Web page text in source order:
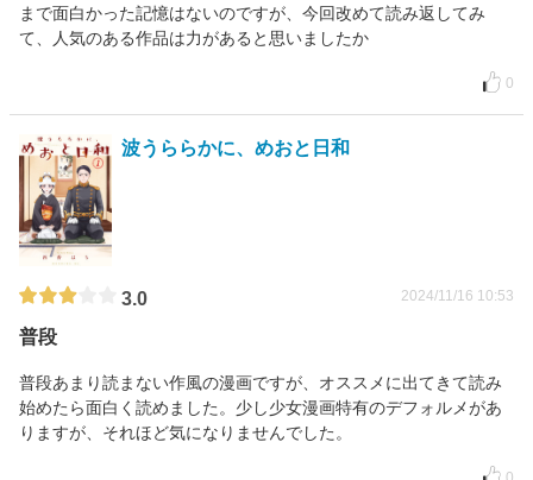
まで面白かった記憶はないのですが、今回改めて読み返してみ
て、人気のある作品は力があると思いましたか
0
波うららかに、めおと日和
3.0 2024/11/16 10:53
普段
普段あまり読まない作風の漫画ですが、オススメに出てきて読み
始めたら面白く読めました。少し少女漫画特有のデフォルメがあ
りますが、それほど気になりませんでした。